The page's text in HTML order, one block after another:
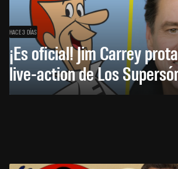
HACE 3 DÍAS
¡Es oficial! Jim Carrey
live-action de Los